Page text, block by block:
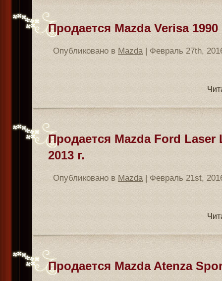
Продается Mazda Verisa 1990
Опубликовано в Mazda| Февраль 27th,
Продается Mazda Ford Laser
2013 г.
Опубликовано в Mazda| Февраль 21st,
Продается Mazda Atenza